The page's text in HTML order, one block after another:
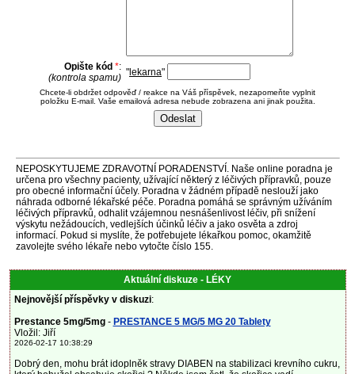
Opište kód *:
(kontrola spamu) " lekarna"
Chcete-li obdržet odpověď / reakce na Váš příspěvek, nezapomeňte vyplnit
položku E-mail. Vaše emailová adresa nebude zobrazena ani jinak použita.
NEPOSKYTUJEME ZDRAVOTNÍ PORADENSTVÍ. Naše online poradna je
určena pro všechny pacienty, užívající některý z léčivých přípravků, pouze
pro obecné informační účely. Poradna v žádném případě neslouží jako
náhrada odborné lékařské péče. Poradna pomáhá se správným užíváním
léčivých přípravků, odhalit vzájemnou nesnášenlivost léčiv, při snížení
výskytu nežádoucích, vedlejších účinků léčiv a jako osvěta a zdroj
informací. Pokud si myslíte, že potřebujete lékařkou pomoc, okamžitě
zavolejte svého lékaře nebo vytočte číslo 155.
Aktuální diskuze - LÉKY
Nejnovější příspěvky v diskuzi:
Prestance 5mg/5mg- PRESTANCE 5 MG/5 MG 20 Tablety
Vložil: Jiří
2026-02-17 10:38:29
Dobrý den, mohu brát idoplněk stravy DIABEN na stabilizaci krevního cukru,